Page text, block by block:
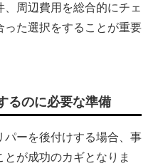
周辺費用を総合的にチェ
った選択をすることが重要
るのに必要な準備
ーを後付けする場合、事
が成功のカギとなりま